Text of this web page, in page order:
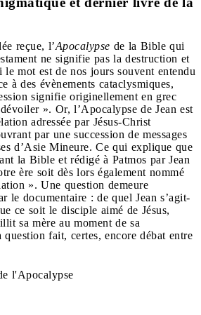
reçue, l’Apocalypse de la Bible qui
ne signifie pas la destruction et
mot est de nos jours souvent entendu
à des évènements cataclysmiques,
signifie originellement en grec
». Or, l’Apocalypse de Jean est
adressée par Jésus-Christ
par une succession de messages
d’Asie Mineure. Ce qui explique que
la Bible et rédigé à Patmos par Jean
ère soit dès lors également nommé
». Une question demeure
le documentaire : de quel Jean s’agit-
ce soit le disciple aimé de Jésus,
sa mère au moment de sa
fait, certes, encore débat entre